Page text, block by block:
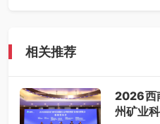
相关推荐
2026西
州矿业